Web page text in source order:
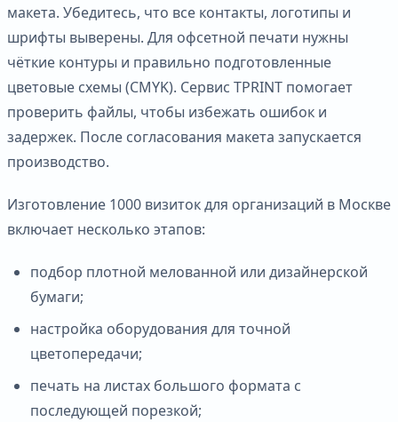
макета. Убедитесь, что все контакты, логотипы и
шрифты выверены. Для офсетной печати нужны
чёткие контуры и правильно подготовленные
цветовые схемы (CMYK). Сервис TPRINT помогает
проверить файлы, чтобы избежать ошибок и
задержек. После согласования макета запускается
производство.
Изготовление 1000 визиток для организаций в Москве
включает несколько этапов:
подбор плотной мелованной или дизайнерской
бумаги;
настройка оборудования для точной
цветопередачи;
печать на листах большого формата с
последующей порезкой;